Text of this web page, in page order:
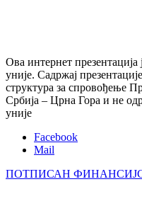
Ова интернет
уније. Садржај
структура за спровођење
Србија – Црна Гора и не
уније
Facebook
Mail
ПОТПИСАН